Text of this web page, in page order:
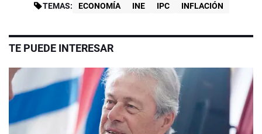
TEMAS: ECONOMÍA INE IPC INFLACIÓN
TE PUEDE INTERESAR